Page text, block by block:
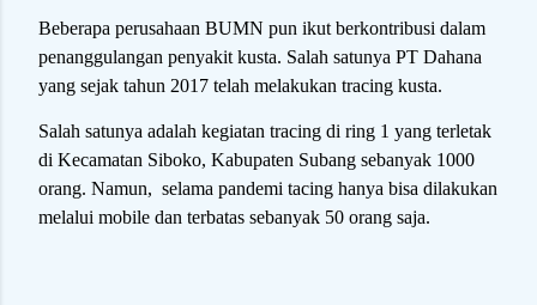
Beberapa perusahaan BUMN pun ikut berkontribusi dalam
penanggulangan penyakit kusta. Salah satunya PT Dahana
yang sejak tahun 2017 telah melakukan tracing kusta.
Salah satunya adalah kegiatan tracing di ring 1 yang terletak
di Kecamatan Siboko, Kabupaten Subang sebanyak 1000
orang. Namun, selama pandemi tacing hanya bisa dilakukan
melalui mobile dan terbatas sebanyak 50 orang saja.